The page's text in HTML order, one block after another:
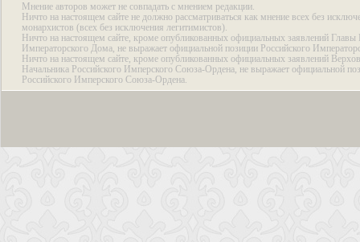
Мнение авторов может не совпадать с мнением редакции.
Ничто на настоящем сайте не должно рассматриваться как мнение всех без
монархистов (всех без исключения легитимистов).
Ничто на настоящем сайте, кроме опубликованных официальных заявлений Главы
Императорского Дома, не выражает официальной позиции Российского
Ничто на настоящем сайте, кроме опубликованных официальных заявлений
Начальника Российского Имперского Союза-Ордена, не выражает официальной
Российского Имперского Союза-Ордена.